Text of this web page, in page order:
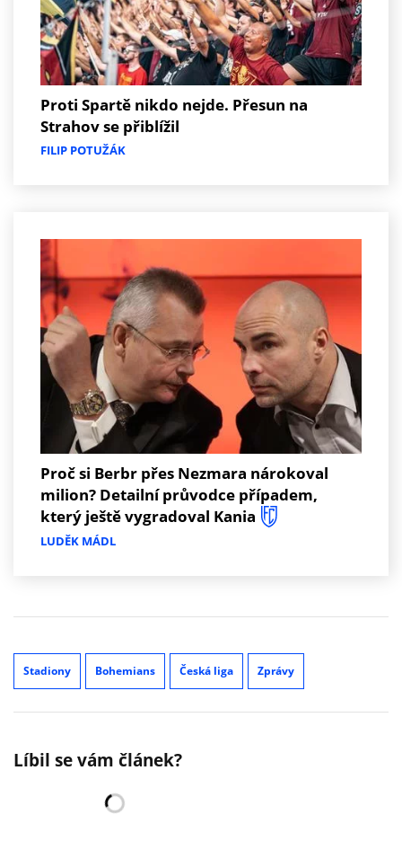
Proti Spartě nikdo nejde. Přesun na
Strahov se přiblížil
FILIP POTUŽÁK
Proč si Berbr přes Nezmara nárokoval
milion? Detailní průvodce případem,
který ještě vygradoval Kania
LUDĚK MÁDL
Stadiony Bohemians Česká liga Zprávy
Líbil se vám článek?